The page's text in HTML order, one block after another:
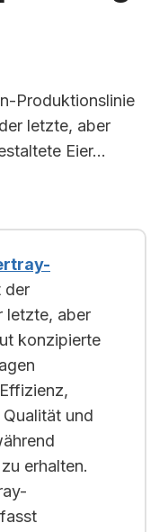
Produktionslinie
letzte, aber
Eier...
der
letzte, aber
konzipierte
und
erhalten.